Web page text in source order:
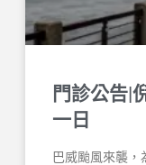
門診公告|
一日
巴威颱風來襲，